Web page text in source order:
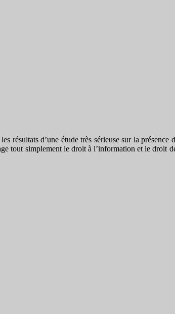
d’une étude très sérieuse sur la présence
tout simplement le droit à l’information et le droit